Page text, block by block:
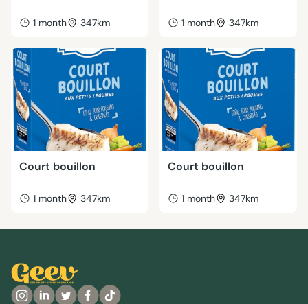
1 month 347km 1 month 347km
Court bouillon
1 month 347km
Court bouillon
1 month 347km